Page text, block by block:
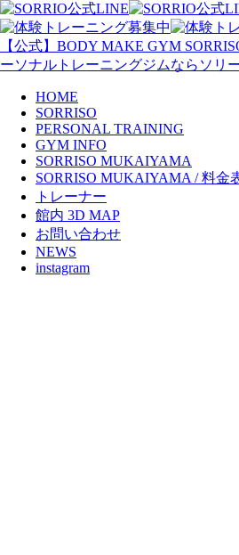
【公式】BODY MAKE GYM
ーソナルトレーニングジムならソリ
HOME
SORRISO
PERSONAL TRAINING
GYM INFO
SORRISO MUKAIYAMA
SORRISO MUKAIYAMA / 料金
トレーナー
館内 3D MAP
お問い合わせ
NEWS
instagram